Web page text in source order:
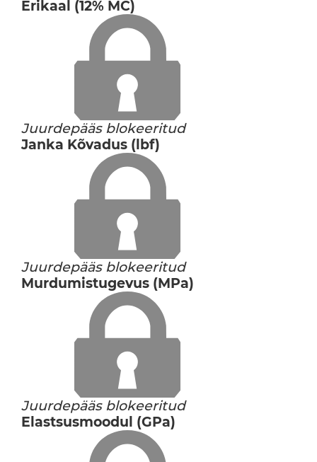
Erikaal (12% MC)
Juurdepääs blokeeritud
Janka Kõvadus (lbf)
Juurdepääs blokeeritud
Murdumistugevus (MPa)
Juurdepääs blokeeritud
Elastsusmoodul (GPa)